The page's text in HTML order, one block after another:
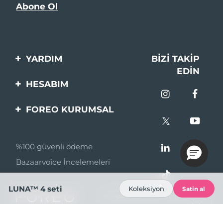
YARDIM
Bi̇zi̇mle İleti̇şi̇me Geçi̇n
BIZI TAKIP
EDIN
HESABIM
Ürün Kaydı
FOREO KURUMSAL
Ortaklik Programi
Ortaklık haberleri
MYSA
%100 güvenli ödeme
Bazaarvoice İncelemeleri
© 2026 FOREO Tüm hakları
LUNA™ 4 seti Koleksiyon Satin al